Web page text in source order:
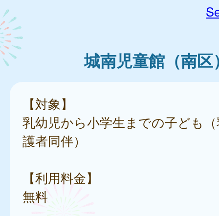
城南児童館（南区
【対象】
乳幼児から小学生までの子ども
護者同伴）
【利用料金】
無料